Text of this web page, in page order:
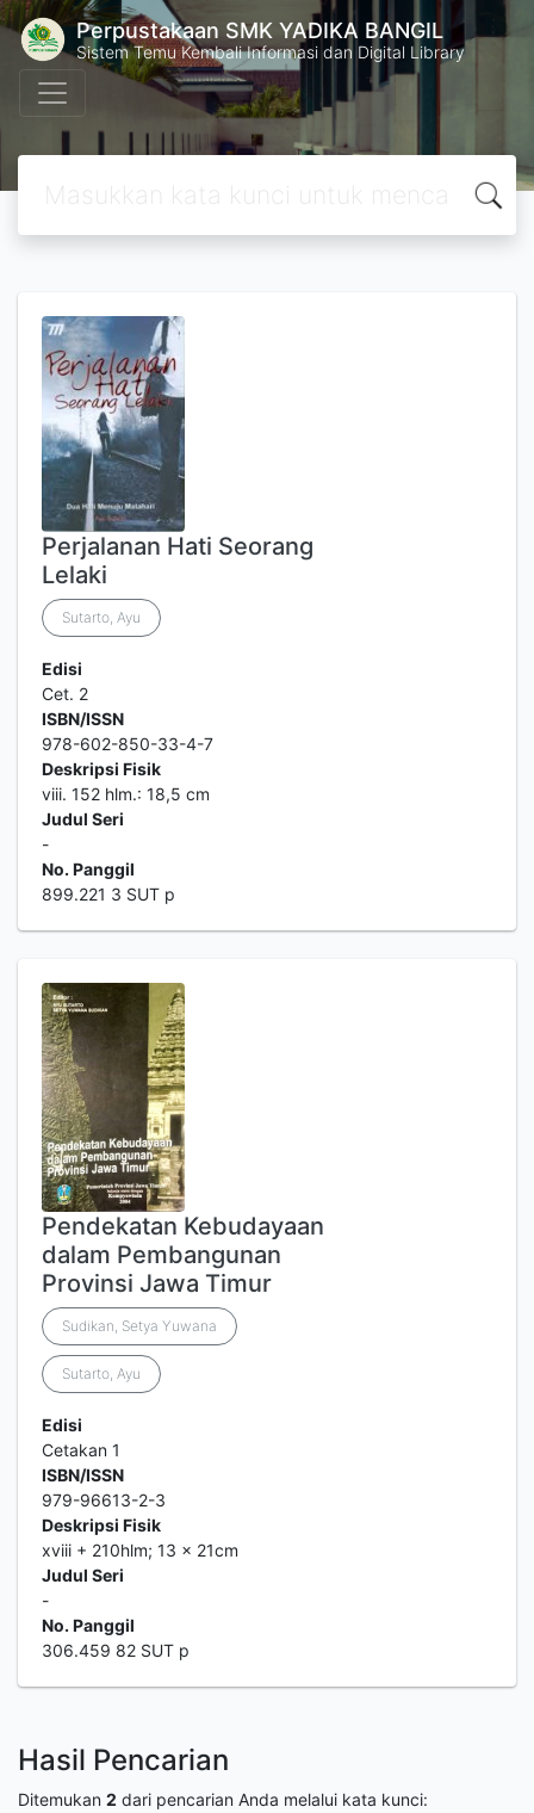
Perpustakaan SMK YADIKA BANGIL
Sistem Temu Kembali Informasi dan Digital Library
Perjalanan Hati Seorang
Lelaki
Sutarto, Ayu
Edisi
Cet. 2
ISBN/ISSN
978-602-850-33-4-7
Deskripsi Fisik
viii. 152 hlm.: 18,5 cm
Judul Seri
-
No. Panggil
899.221 3 SUT p
Pendekatan Kebudayaan
dalam Pembangunan
Provinsi Jawa Timur
Sudikan, Setya Yuwana
Sutarto, Ayu
Edisi
Cetakan 1
ISBN/ISSN
979-96613-2-3
Deskripsi Fisik
xviii + 210hlm; 13 x 21cm
Judul Seri
-
No. Panggil
306.459 82 SUT p
Hasil Pencarian
Ditemukan 2 dari pencarian Anda melalui kata kunci: